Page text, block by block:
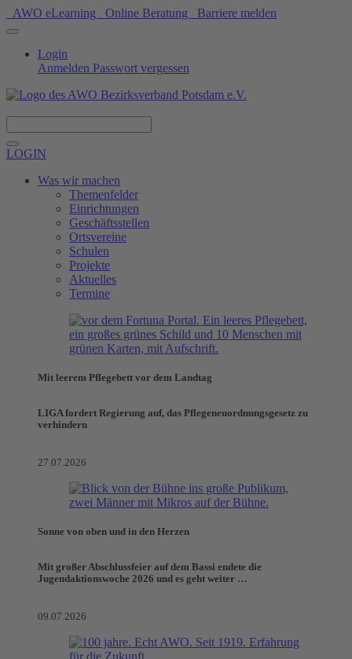
AWO eLearning Online Beratung Barriere melden
Login
Anmelden Passwort vergessen
LOGIN
Was wir machen
Themenfelder
Einrichtungen
Geschäftsstellen
Ortsvereine
Schulen
Projekte
Aktuelles
Termine
Mit leerem Pflegebett vor dem Landtag
LIGA fordert Regierung auf, das Pflegeneuordnungsgesetz zu
verhindern
27.07.2026
Sonne von oben und in den Herzen
Mit großer Abschlussfeier auf dem Bassi endete die
Jugendaktionswoche 2026 und es geht weiter …
09.07.2026